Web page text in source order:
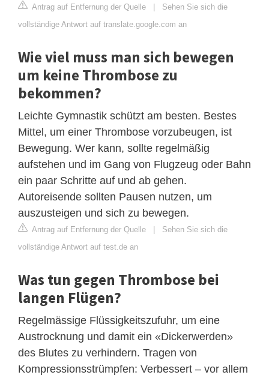
Antrag auf Entfernung der Quelle | Sehen Sie sich die
vollständige Antwort auf translate.google.com an
Wie viel muss man sich bewegen
um keine Thrombose zu
bekommen?
Leichte Gymnastik schützt am besten. Bestes
Mittel, um einer Thrombose vorzubeugen, ist
Bewegung. Wer kann, sollte regelmäßig
aufstehen und im Gang von Flugzeug oder Bahn
ein paar Schritte auf und ab gehen.
Autoreisende sollten Pausen nutzen, um
auszusteigen und sich zu bewegen.
Antrag auf Entfernung der Quelle | Sehen Sie sich die
vollständige Antwort auf test.de an
Was tun gegen Thrombose bei
langen Flügen?
Regelmässige Flüssigkeitszufuhr, um eine
Austrocknung und damit ein «Dickerwerden»
des Blutes zu verhindern. Tragen von
Kompressionsstrümpfen: Verbessert – vor allem